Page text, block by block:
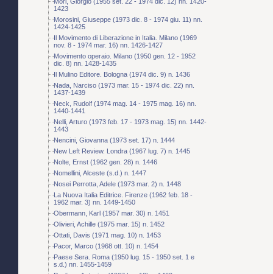
1423
Morosini, Giuseppe (1973 dic. 8 - 1974 giu. 11) nn.
1424-1425
Il Movimento di Liberazione in Italia. Milano (1969
nov. 8 - 1974 mar. 16) nn. 1426-1427
Movimento operaio. Milano (1950 gen. 12 - 1952
dic. 8) nn. 1428-1435
Il Mulino Editore. Bologna (1974 dic. 9) n. 1436
Nada, Narciso (1973 mar. 15 - 1974 dic. 22) nn.
1437-1439
Neck, Rudolf (1974 mag. 14 - 1975 mag. 16) nn.
1440-1441
Nelli, Arturo (1973 feb. 17 - 1973 mag. 15) nn. 1442-
1443
Nencini, Giovanna (1973 set. 17) n. 1444
New Left Review. Londra (1967 lug. 7) n. 1445
Nolte, Ernst (1962 gen. 28) n. 1446
Nomellini, Alceste (s.d.) n. 1447
Nosei Perrotta, Adele (1973 mar. 2) n. 1448
La Nuova Italia Editrice. Firenze (1962 feb. 18 -
1962 mar. 3) nn. 1449-1450
Obermann, Karl (1957 mar. 30) n. 1451
Olivieri, Achille (1975 mar. 15) n. 1452
Ottati, Davis (1971 mag. 10) n. 1453
Pacor, Marco (1968 ott. 10) n. 1454
Paese Sera. Roma (1950 lug. 15 - 1950 set. 1 e
s.d.) nn. 1455-1459